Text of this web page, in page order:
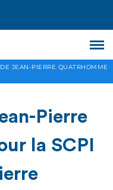
JEAN-PIERRE QUATRHOMME
Pierre
la SCPI